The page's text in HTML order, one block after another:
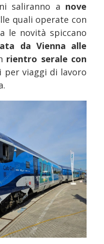
saliranno a nove
quali operate con
le novità spiccano
da Vienna alle
rientro serale con
per viaggi di lavoro